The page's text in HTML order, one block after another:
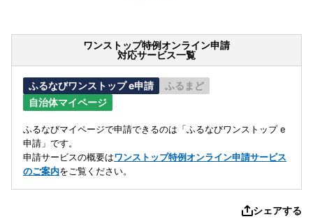
ワンストップ特例オンライン申請
対応サービス一覧
ふるなびワンストップ e申請
ふるまど
自治体マイページ
ふるなびマイページで申請できるのは「ふるなびワンストップ e
申請」です。
申請サービスの概要はワンストップ特例オンライン申請サービス
のご案内をご覧ください。
シェアする